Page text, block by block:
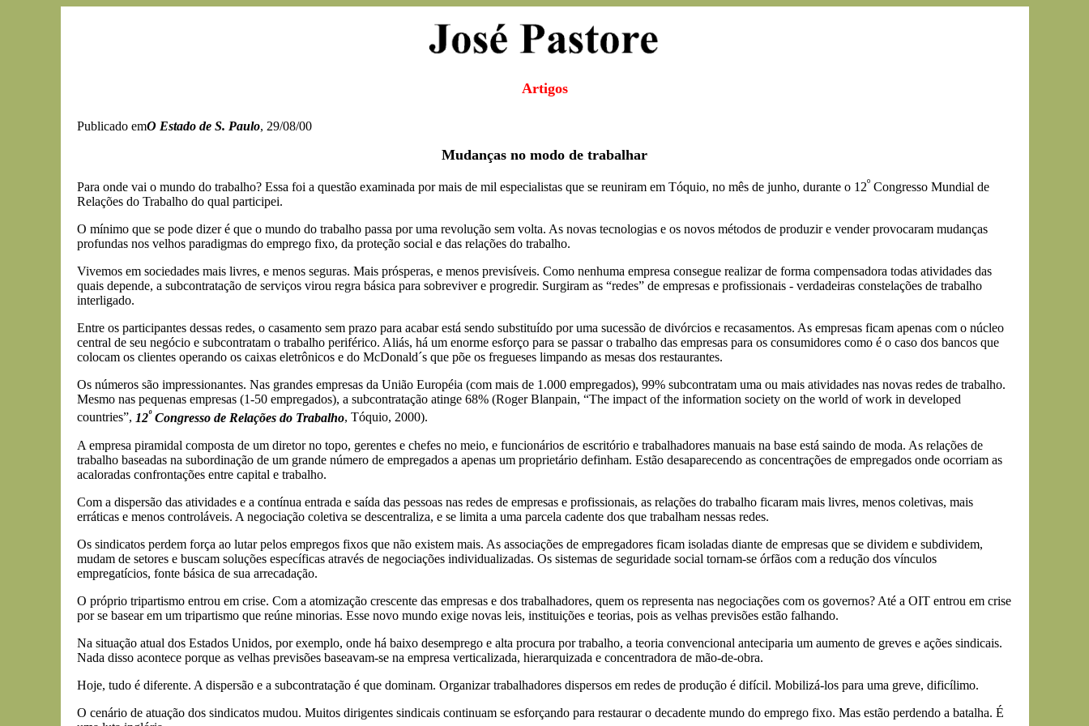
Artigos
Publicado emO Estado de S. Paulo, 29/08/00
Mudanças no modo de trabalhar
Para onde vai o mundo do trabalho? Essa foi a questão examinada por mais de mil especialistas que se reuniram em Tóquio, no mês de junho, durante o 12ºCongresso Mundial de
Relações do Trabalho do qual participei.
O mínimo que se pode dizer é que o mundo do trabalho passa por uma revolução sem volta. As novas tecnologias e os novos métodos de produzir e vender provocaram mudanças
profundas nos velhos paradigmas do emprego fixo, da proteção social e das relações do trabalho.
Vivemos em sociedades mais livres, e menos seguras. Mais prósperas, e menos previsíveis. Como nenhuma empresa consegue realizar de forma compensadora todas atividades das
quais depende, a subcontratação de serviços virou regra básica para sobreviver e progredir. Surgiram as “redes” de empresas e profissionais - verdadeiras constelações de trabalho
interligado.
Entre os participantes dessas redes, o casamento sem prazo para acabar está sendo substituído por uma sucessão de divórcios e recasamentos. As empresas ficam apenas com o núcleo
central de seu negócio e subcontratam o trabalho periférico. Aliás, há um enorme esforço para se passar o trabalho das empresas para os consumidores como é o caso dos bancos que
colocam os clientes operando os caixas eletrônicos e do McDonald´s que põe os fregueses limpando as mesas dos restaurantes.
Os números são impressionantes. Nas grandes empresas da União Européia (com mais de 1.000 empregados), 99% subcontratam uma ou mais atividades nas novas redes de trabalho.
Mesmo nas pequenas empresas (1-50 empregados), a subcontratação atinge 68% (Roger Blanpain, “The impact of the information society on the world of work in developed
countries”, 12ºCongresso de Relações do Trabalho, Tóquio, 2000).
A empresa piramidal composta de um diretor no topo, gerentes e chefes no meio, e funcionários de escritório e trabalhadores manuais na base está saindo de moda. As relações de
trabalho baseadas na subordinação de um grande número de empregados a apenas um proprietário definham. Estão desaparecendo as concentrações de empregados onde ocorriam as
acaloradas confrontações entre capital e trabalho.
Com a dispersão das atividades e a contínua entrada e saída das pessoas nas redes de empresas e profissionais, as relações do trabalho ficaram mais livres, menos coletivas, mais
erráticas e menos controláveis. A negociação coletiva se descentraliza, e se limita a uma parcela cadente dos que trabalham nessas redes.
Os sindicatos perdem força ao lutar pelos empregos fixos que não existem mais. As associações de empregadores ficam isoladas diante de empresas que se dividem e subdividem,
mudam de setores e buscam soluções específicas através de negociações individualizadas. Os sistemas de seguridade social tornam-se órfãos com a redução dos vínculos
empregatícios, fonte básica de sua arrecadação.
O próprio tripartismo entrou em crise. Com a atomização crescente das empresas e dos trabalhadores, quem os representa nas negociações com os governos? Até a OIT entrou em crise
por se basear em um tripartismo que reúne minorias. Esse novo mundo exige novas leis, instituições e teorias, pois as velhas previsões estão falhando.
Na situação atual dos Estados Unidos, por exemplo, onde há baixo desemprego e alta procura por trabalho, a teoria convencional anteciparia um aumento de greves e ações sindicais.
Nada disso acontece porque as velhas previsões baseavam-se na empresa verticalizada, hierarquizada e concentradora de mão-de-obra.
Hoje, tudo é diferente. A dispersão e a subcontratação é que dominam. Organizar trabalhadores dispersos em redes de produção é difícil. Mobilizá-los para uma greve, dificílimo.
O cenário de atuação dos sindicatos mudou. Muitos dirigentes sindicais continuam se esforçando para restaurar o decadente mundo do emprego fixo. Mas estão perdendo a batalha. É